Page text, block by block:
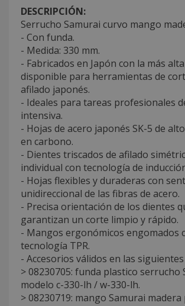
DESCRIPCIÓN:
Serrucho Samurai curvo mango
- Con funda.
- Medida: 330 mm.
- Fabricados en Japón con la más
disponible para herramientas de
afilado japonés.
- Ideales para tareas profesionales
intensiva.
- Hojas de acero japonés SK-5 de
en carbono.
- Dientes triscados de afilado
individual con tecnología de
- Hojas flexibles y duraderas con
unidireccional de las fibras de acero.
- Precisa orientación de los dientes
garantizan un corte limpio y rápido.
- Mangos ergonómicos engomados
tecnología TPR.
- Accesorios válidos en las
> 08230705: funda plastico serrucho
modelo c-330-lh / w-330-lh.
> 08230719: mango Samurai